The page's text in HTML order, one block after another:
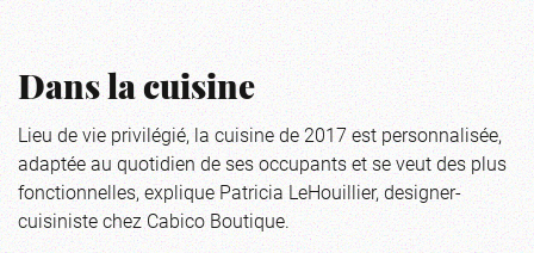
Dans la cuisine
Lieu de vie privilégié, la cuisine de 2017 est personnalisée,
adaptée au quotidien de ses occupants et se veut des plus
fonctionnelles, explique Patricia LeHouillier, designer-
cuisiniste chez Cabico Boutique.